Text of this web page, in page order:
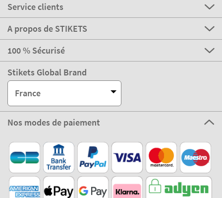
Service clients
A propos de STIKETS
100 % Sécurisé
Stikets Global Brand
France
Nos modes de paiement